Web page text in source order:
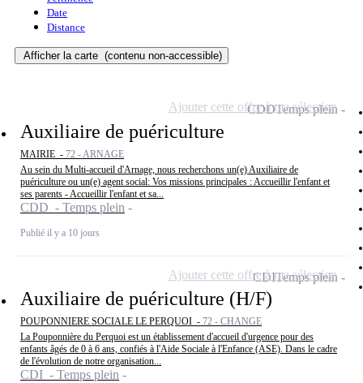
Date
Distance
Afficher la carte (contenu non-accessible)
Auxiliaire de puériculture
MAIRIE - 72 - ARNAGE
Au sein du Multi-accueil d'Arnage, nous recherchons un(e) Auxiliaire de
puériculture ou un(e) agent social: Vos missions principales : Accueillir l'enfant et
ses parents - Accueillir l'enfant et sa...
CDD - Temps plein
Publié il y a 10 jours
CDDTemps plein
Ajouter cette offre à ma sélection
Auxiliaire de puériculture (H/F)
POUPONNIERE SOCIALE LE PERQUOI - 72 - CHANGE
La Pouponnière du Perquoi est un établissement d'accueil d'urgence pour des
enfants âgés de 0 à 6 ans, confiés à l'Aide Sociale à l'Enfance (ASE). Dans le cadre
de l'évolution de notre organisation...
CDI - Temps plein
CDITemps plein
Ajouter cette offre à ma sélection